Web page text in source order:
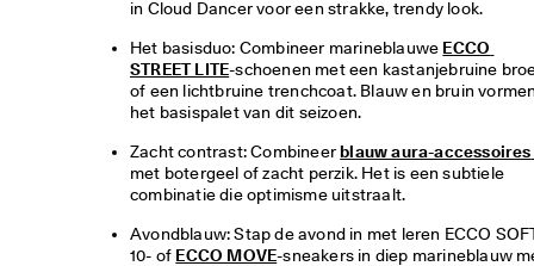
in Cloud Dancer voor een strakke, trendy look.
Het basisduo: Combineer marineblauwe ECCO
STREET LITE-schoenen met een kastanjebruine
of een lichtbruine trenchcoat. Blauw en bruin
het basispalet van dit seizoen.
Zacht contrast: Combineer
met botergeel of zacht perzik. Het is een subtiele
combinatie die optimisme uitstraalt.
Avondblauw: Stap de avond in met leren ECCO
10- of ECCO MOVE-sneakers in diep marineblauw